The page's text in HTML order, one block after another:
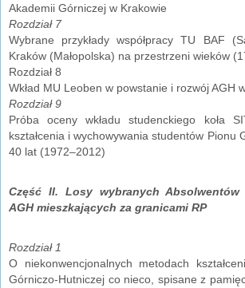
Akademii Górniczej w Krakowie
Rozdział 7
Wybrane przykłady współpracy TU BAF
Kraków (Małopolska) na przestrzeni wieków
Rozdział 8
Wkład MU Leoben w powstanie i rozwój AGH
Rozdział 9
Próba oceny wkładu studenckiego koła
kształcenia i wychowywania studentów Pionu
40 lat (1972–2012)
Część II. Losy wybranych Absolwentów
AGH mieszkających za granicami RP
Rozdział 1
O niekonwencjonalnych metodach
Górniczo-Hutniczej co nieco, spisane z